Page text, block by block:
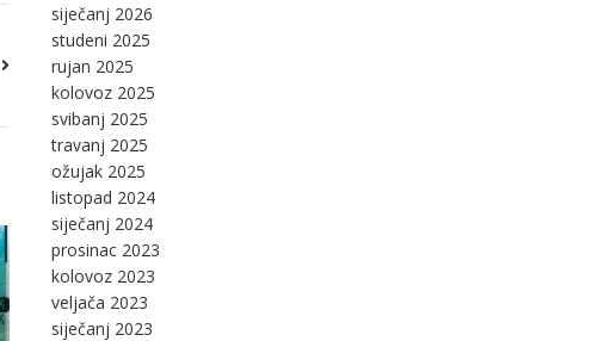
siječanj 2026
studeni 2025
rujan 2025
kolovoz 2025
svibanj 2025
travanj 2025
ožujak 2025
listopad 2024
siječanj 2024
prosinac 2023
kolovoz 2023
veljača 2023
siječanj 2023